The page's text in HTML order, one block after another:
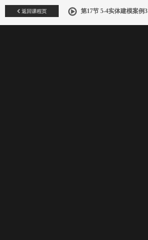
返回课程页 第17节 5-4实体建模案例3